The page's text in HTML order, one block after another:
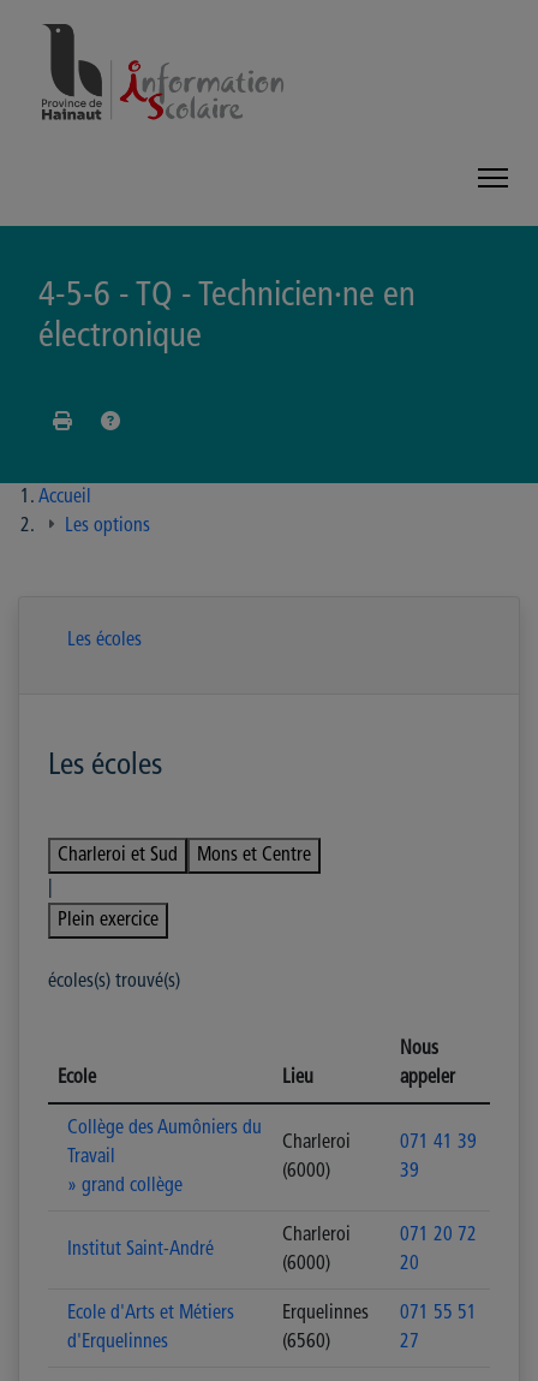
4-5-6 - TQ - Technicien·ne en
électronique
Accueil
Les options
Les écoles
Les écoles
Charleroi et Sud
Mons et Centre
Plein exercice
écoles(s) trouvé(s)
Ecole Lieu
Nous
appeler
Collège des Aumôniers du
Travail
» grand collège
Charleroi
(6000)
071 41 39
39
Institut Saint-André
Charleroi
(6000)
071 20 72
20
Ecole d'Arts et Métiers
d'Erquelinnes
Erquelinnes
(6560)
071 55 51
27